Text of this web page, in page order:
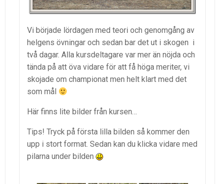
Vi började lördagen med teori och genomgång av
helgens övningar och sedan bar det ut i skogen i
två dagar. Alla kursdeltagare var mer än nöjda och
tända på att öva vidare för att få höga meriter, vi
skojade om championat men helt klart med det
som mål
Här finns lite bilder från kursen…
Tips! Tryck på första lilla bilden så kommer den
upp i stort format. Sedan kan du klicka vidare med
pilarna under bilden